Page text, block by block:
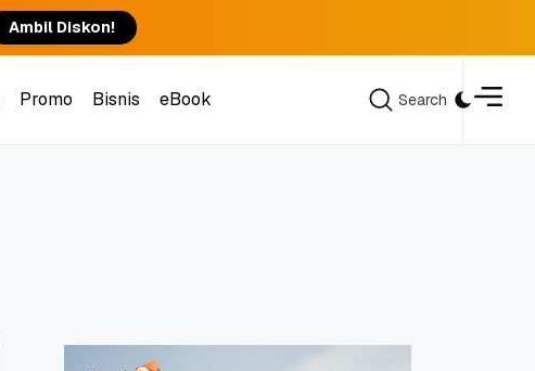
Ambil Diskon!
Promo
Bisnis
eBook
Search